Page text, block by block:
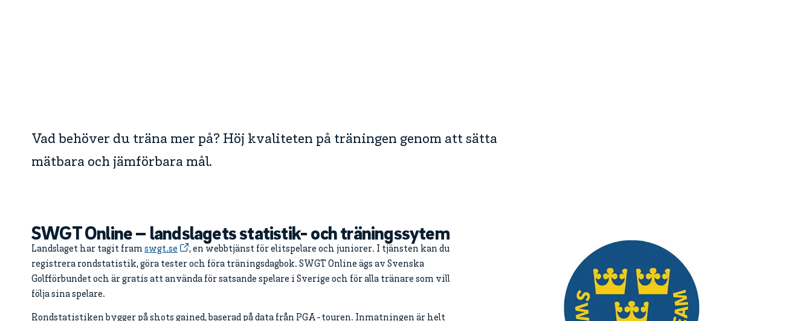
Vad behöver du träna mer på? Höj kvaliteten på träningen genom att sätta
mätbara och jämförbara mål.
SWGT Online – landslagets statistik- och träningssytem
Landslaget har tagit fram swgt.se
, en webbtjänst för elitspelare och juniorer. I tjänsten kan du
registrera rondstatistik, göra tester och föra träningsdagbok. SWGT Online ägs av Svenska
Golfförbundet och är gratis att använda för satsande spelare i Sverige och för alla tränare som vill
följa sina spelare.
Rondstatistiken bygger på shots gained, baserad på data från PGA-touren. Inmatningen är helt